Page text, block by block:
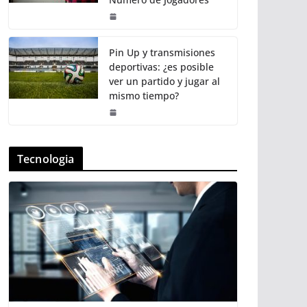
Pin Up y transmisiones
deportivas: ¿es posible
ver un partido y jugar al
mismo tiempo?
Tecnologia